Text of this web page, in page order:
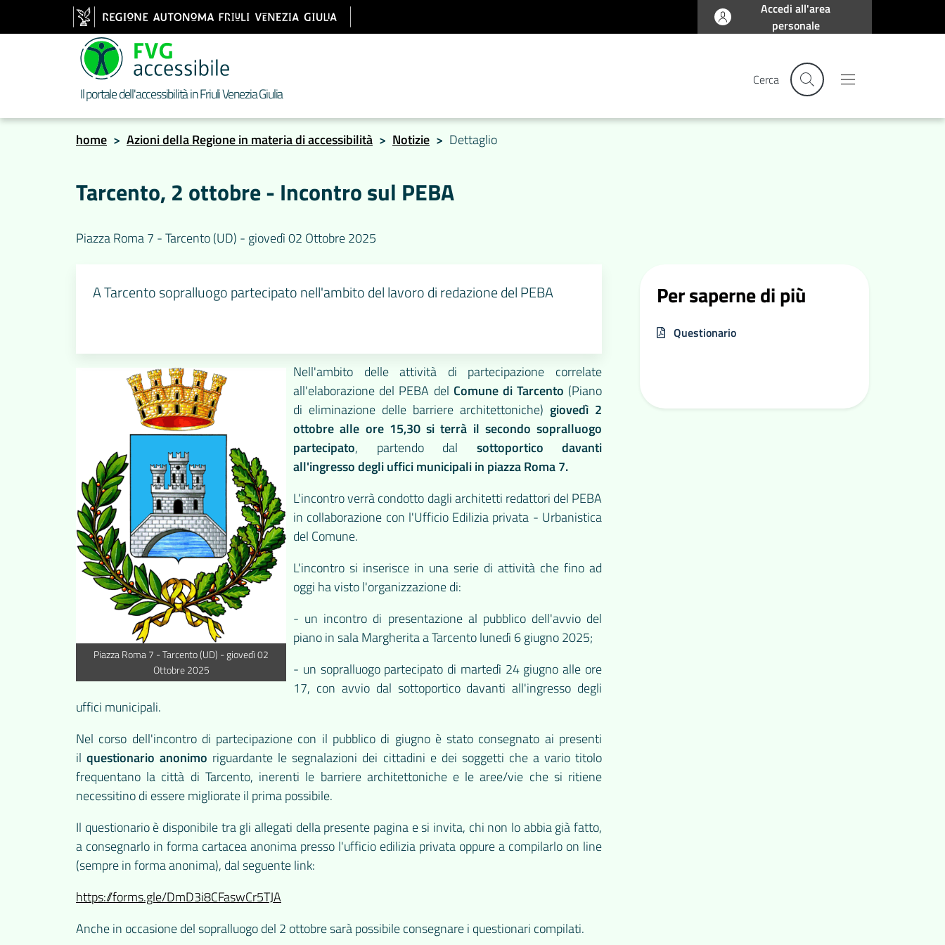
Accedi all'area
personale
Il portale dell'accessibilità in Friuli Venezia Giulia
Cerca
home > Azioni della Regione in materia di accessibilità > Notizie > Dettaglio
Tarcento, 2 ottobre - Incontro sul PEBA
Piazza Roma 7 - Tarcento (UD) - giovedì 02 Ottobre 2025
A Tarcento sopralluogo partecipato nell'ambito del lavoro di redazione del PEBA
Piazza Roma 7 - Tarcento (UD) - giovedì 02
Ottobre 2025
Nell'ambito delle attività di partecipazione correlate
all'elaborazione del PEBA del Comune di Tarcento (Piano
di eliminazione delle barriere architettoniche) giovedì 2
ottobre alle ore 15,30 si terrà il secondo sopralluogo
partecipato, partendo dal sottoportico davanti
all'ingresso degli uffici municipali in piazza Roma 7.
L'incontro verrà condotto dagli architetti redattori del PEBA
in collaborazione con l'Ufficio Edilizia privata - Urbanistica
del Comune.
L'incontro si inserisce in una serie di attività che fino ad
oggi ha visto l'organizzazione di:
- un incontro di presentazione al pubblico dell'avvio del
piano in sala Margherita a Tarcento lunedì 6 giugno 2025;
- un sopralluogo partecipato di martedì 24 giugno alle ore
17, con avvio dal sottoportico davanti all'ingresso degli
uffici municipali.
Nel corso dell'incontro di partecipazione con il pubblico di giugno è stato consegnato ai presenti
ilquestionario anonimo riguardante le segnalazioni dei cittadini e dei soggetti che a vario titolo
frequentano la città di Tarcento, inerenti le barriere architettoniche e le aree/vie che si ritiene
necessitino di essere migliorate il prima possibile.
Il questionario è disponibile tra gli allegati della presente pagina e si invita, chi non lo abbia già fatto,
a consegnarlo in forma cartacea anonima presso l'ufficio edilizia privata oppure a compilarlo on line
(sempre in forma anonima), dal seguente link:
https://forms.gle/DmD3i8CFaswCr5TJA
Anche in occasione del sopralluogo del 2 ottobre sarà possibile consegnare i questionari compilati.
Per saperne di più
Questionario